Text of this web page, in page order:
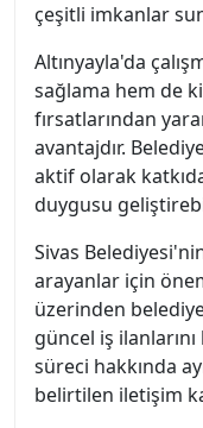
çeşitli imkanlar
Altınyayla'da
sağlama hem de
fırsatlarından
avantajdır.
aktif olarak
duygusu
Sivas
arayanlar için
üzerinden
güncel iş
süreci hakkında
belirtilen iletişim